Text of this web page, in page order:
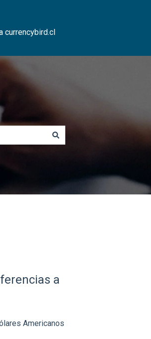
currencybird.cl
a
Americanos